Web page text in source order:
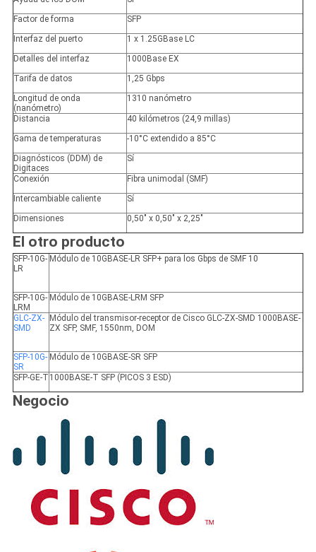
Factor de forma
SFP
Interfaz del puerto
1 x 1.25GBase LC
Detalles del interfaz
1000Base EX
Tarifa de datos
1,25 Gbps
Longitud de onda
(nanómetro)
1310 nanómetro
Distancia
40 kilómetros (24,9 millas)
Gama de temperaturas
-10°C extendido a 85°C
Diagnósticos (DDM) de
Digitaces
Sí
Conexión
Fibra unimodal (SMF)
Intercambiable caliente
Sí
Dimensiones
0,50" x 0,50" x 2,25"
El otro producto
SFP-10G-
LR
Módulo de 10GBASE-LR SFP+ para los Gbps de SMF 10
SFP-10G-
LRM
Módulo de 10GBASE-LRM SFP
GLC-ZX-
SMD
Módulo del transmisor-receptor de Cisco GLC-ZX-SMD 1000BASE-
ZX SFP, SMF, 1550nm, DOM
SFP-10G-
SR
Módulo de 10GBASE-SR SFP
SFP-GE-T 1000BASE-T SFP (PICOS 3 ESD)
Negocio